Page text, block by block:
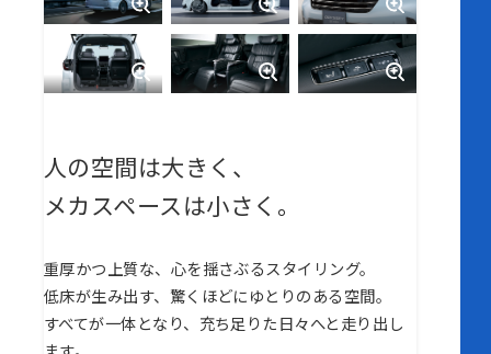
人の空間は大きく、
メカスペースは小さく。
重厚かつ上質な、心を揺さぶるスタイリング。
低床が生み出す、驚くほどにゆとりのある空間。
すべてが一体となり、充ち足りた日々へと走り出し